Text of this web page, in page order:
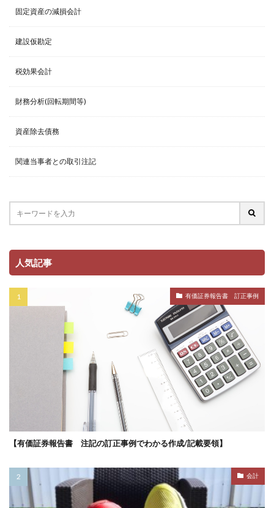
固定資産の減損会計
建設仮勘定
税効果会計
財務分析(回転期間等)
資産除去債務
関連当事者との取引注記
人気記事
有価証券報告書 訂正事例
【有価証券報告書 注記の訂正事例でわかる作成/記載要領】
会計